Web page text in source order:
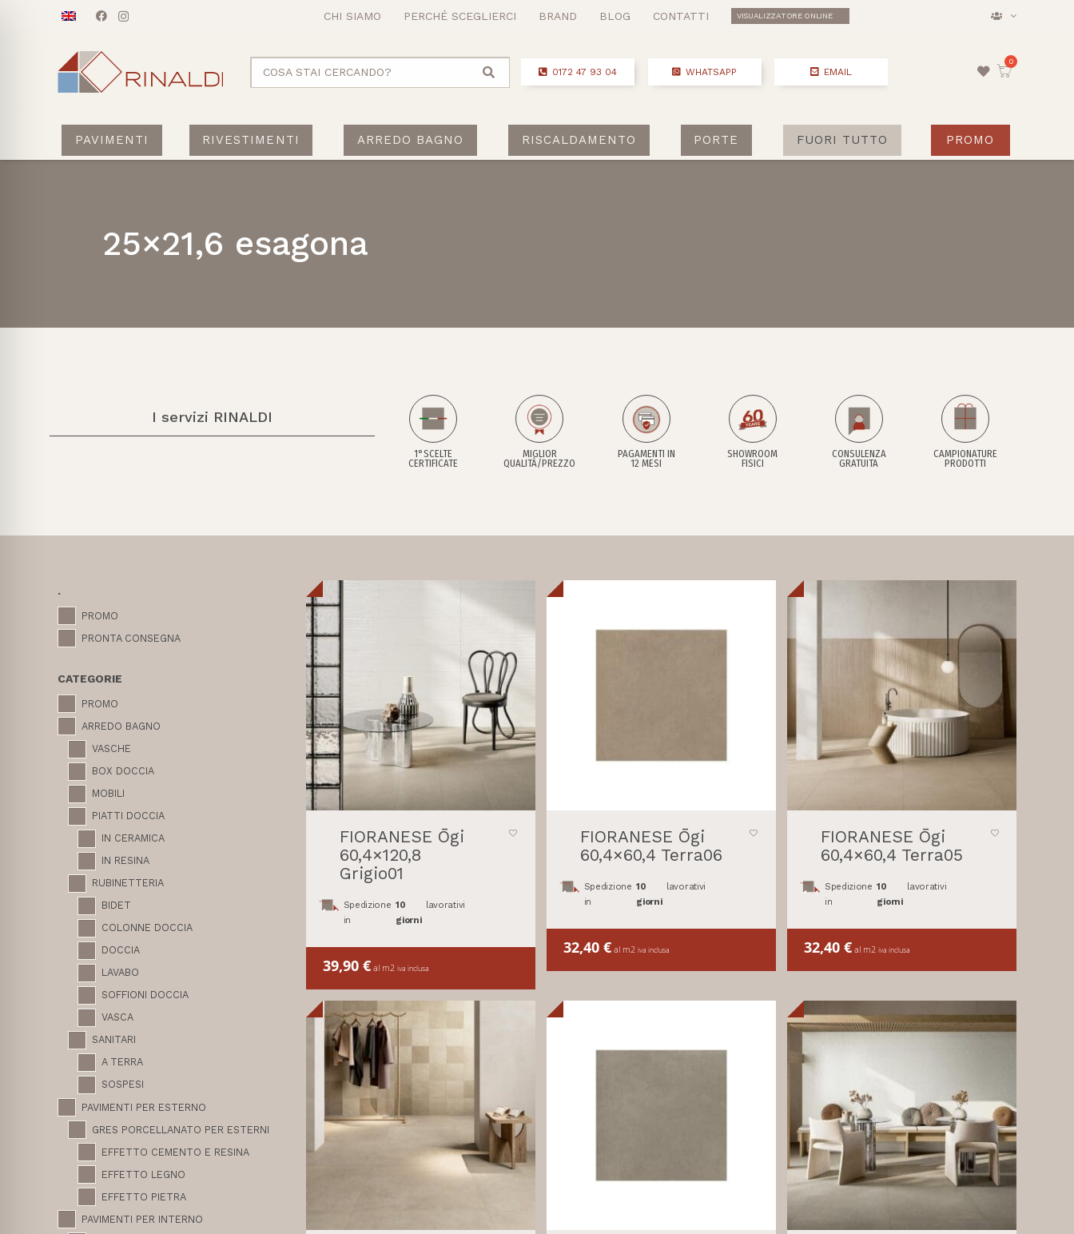
VISUALIZZATORE ONLINE
CONTATTI
BLOG
BRAND
PERCHÉ SCEGLIERCI
CHI SIAMO
COSA STAI CERCANDO? 0172 47 93 04 WHATSAPP EMAIL
PROMO
FUORI TUTTO
PORTE
RISCALDAMENTO
ARREDO BAGNO
RIVESTIMENTI
PAVIMENTI
25×21,6 esagona
I servizi RINALDI
1°SCELTE
CERTIFICATE
MIGLIOR
QUALITÀ/PREZZO
PAGAMENTI IN
12 MESI
SHOWROOM
FISICI
CONSULENZA
GRATUITA
CAMPIONATURE
PRODOTTI
.
PROMO
PRONTA CONSEGNA
CATEGORIE
PROMO
ARREDO BAGNO
VASCHE
BOX DOCCIA
MOBILI
PIATTI DOCCIA
IN CERAMICA
IN RESINA
RUBINETTERIA
BIDET
COLONNE DOCCIA
DOCCIA
LAVABO
SOFFIONI DOCCIA
VASCA
SANITARI
A TERRA
SOSPESI
PAVIMENTI PER ESTERNO
GRES PORCELLANATO PER ESTERNI
EFFETTO CEMENTO E RESINA
EFFETTO LEGNO
EFFETTO PIETRA
PAVIMENTI PER INTERNO
FIORANESE Ōgi
60,4×120,8
Grigio01
Spedizione
in
10
giorni
lavorativi
39,90 €al m2 iva inclusa
FIORANESE Ōgi
60,4×60,4 Terra06
Spedizione
in
10
giorni
lavorativi
32,40 €al m2 iva inclusa
FIORANESE Ōgi
60,4×60,4 Terra05
Spedizione
in
10
giorni
lavorativi
32,40 €al m2 iva inclusa